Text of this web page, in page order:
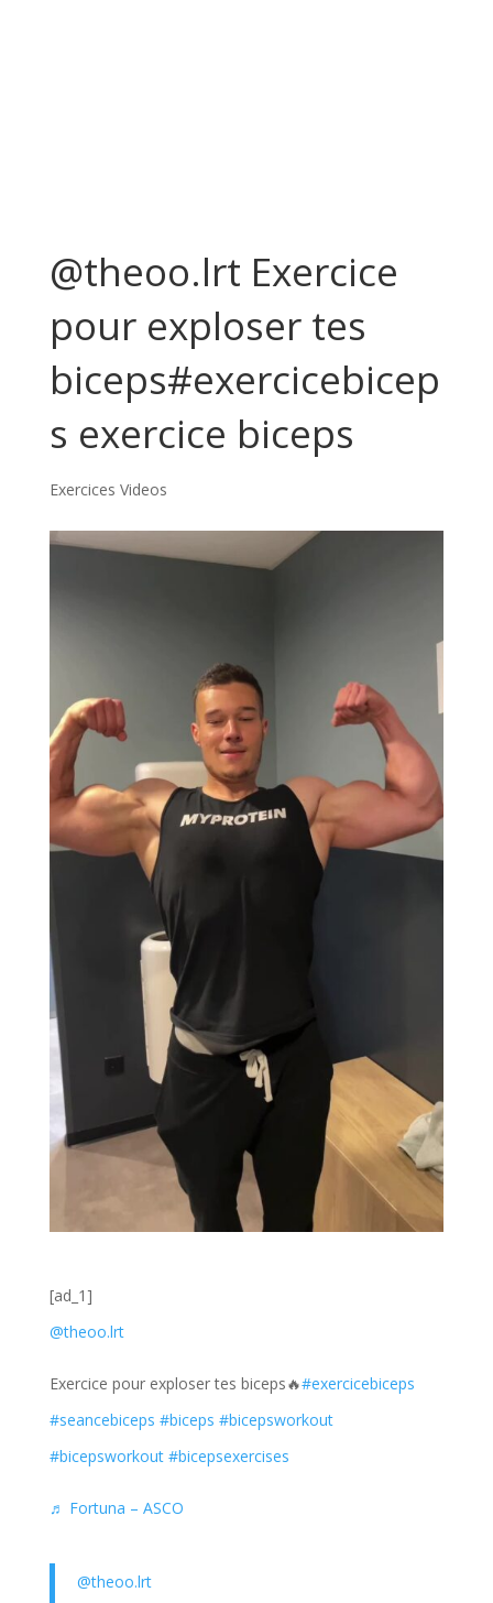
@theoo.lrt Exercice
pour exploser tes
biceps#exercicebicep
s exercice biceps
Exercices Videos
[ad_1]
@theoo.lrt
Exercice pour exploser tes biceps🔥#exercicebiceps
#seancebiceps #biceps #bicepsworkout
#bicepsworkout #bicepsexercises
♬ Fortuna – ASCO
@theoo.lrt